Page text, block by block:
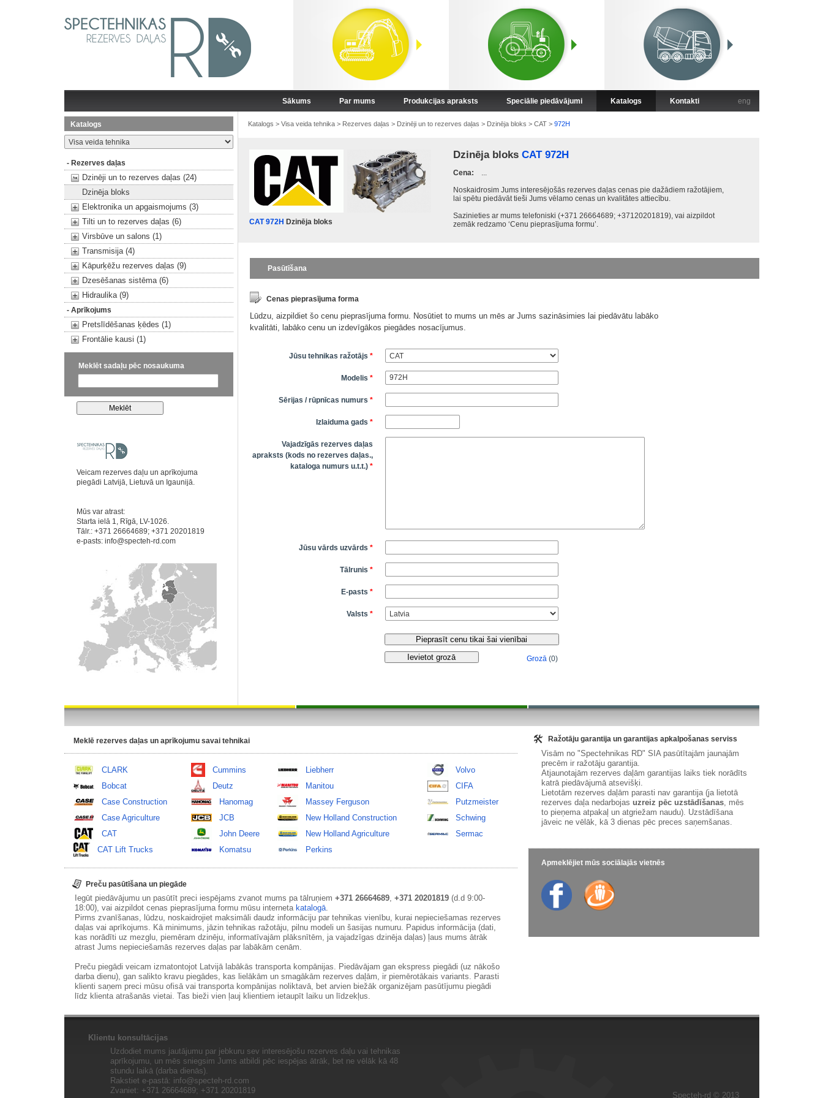
Sākums Par mums Produkcijas apraksts Speciālie piedāvājumi Katalogs Kontakti eng
Katalogs
- Rezerves daļas
Dzinēji un to rezerves daļas (24)
Dzinēja bloks
Elektronika un apgaismojums (3)
Tilti un to rezerves daļas (6)
Virsbūve un salons (1)
Transmisija (4)
Kāpurķēžu rezerves daļas (9)
Dzesēšanas sistēma (6)
Hidraulika (9)
- Aprīkojums
Pretslīdēšanas ķēdes (1)
Frontālie kausi (1)
Meklēt sadaļu pēc nosaukuma
Veicam rezerves daļu un aprīkojuma
piegādi Latvijā, Lietuvā un Igaunijā.
Mūs var atrast:
Starta ielā 1, Rīgā, LV-1026.
Tālr.: +371 26664689; +371 20201819
e-pasts: info@specteh-rd.com
Katalogs > Visa veida tehnika> Rezerves daļas > Dzinēji un to rezerves daļas > Dzinēja bloks > CAT> 972H
CAT 972H Dzinēja bloks
Dzinēja bloks CAT 972H
Cena: ...
Noskaidrosim Jums interesējošās rezerves daļas cenas pie dažādiem ražotājiem,
lai spētu piedāvāt tieši Jums vēlamo cenas un kvalitātes attiecību.
Sazinieties ar mums telefoniski (+371 26664689; +37120201819), vai aizpildot
zemāk redzamo ‘Cenu pieprasījuma formu’.
Pasūtīšana
Cenas pieprasījuma forma
Lūdzu, aizpildiet šo cenu pieprasījuma formu. Nosūtiet to mums un mēs ar Jums sazināsimies lai piedāvātu labāko
kvalitāti, labāko cenu un izdevīgākos piegādes nosacījumus.
Jūsu tehnikas ražotājs *
Modelis *
Sērijas / rūpnīcas numurs *
Izlaiduma gads *
Vajadzīgās rezerves daļas
apraksts (kods no rezerves daļas.,
kataloga numurs u.t.t.) *
Jūsu vārds uzvārds *
Tālrunis *
E-pasts *
Valsts *
Grozā(0)
Meklē rezerves daļas un aprīkojumu savai tehnikai
CLARK
Bobcat
Case Construction
Case Agriculture
CAT
CAT Lift Trucks
Cummins
Deutz
Hanomag
JCB
John Deere
Komatsu
Liebherr
Manitou
Massey Ferguson
New Holland Construction
New Holland Agriculture
Perkins
Volvo
CIFA
Putzmeister
Schwing
Sermac
Preču pasūtīšana un piegāde
Iegūt piedāvājumu un pasūtīt preci iespējams zvanot mums pa tālruņiem +371 26664689, +371 20201819(d.d 9:00-
18:00), vai aizpildot cenas pieprasījuma formu mūsu interneta katalogā.
Pirms zvanīšanas, lūdzu, noskaidrojiet maksimāli daudz informāciju par tehnikas vienību, kurai nepieciešamas rezerves
daļas vai aprīkojums. Kā minimums, jāzin tehnikas ražotāju, pilnu modeli un šasijas numuru. Papidus informācija (dati,
kas norādīti uz mezglu, piemēram dzinēju, informatīvajām plāksnītēm, ja vajadzīgas dzinēja daļas) ļaus mums ātrāk
atrast Jums nepieciešamās rezerves daļas par labākām cenām.
Preču piegādi veicam izmatontojot Latvijā labākās transporta kompānijas. Piedāvājam gan ekspress piegādi (uz nākošo
darba dienu), gan salikto kravu piegādes, kas lielākām un smagākām rezerves daļām, ir piemērotākais variants. Parasti
klienti saņem preci mūsu ofisā vai transporta kompānijas noliktavā, bet arvien biežāk organizējam pasūtījumu piegādi
līdz klienta atrašanās vietai. Tas bieži vien ļauj klientiem ietaupīt laiku un līdzekļus.
Ražotāju garantija un garantijas apkalpošanas serviss
Visām no "Spectehnikas RD" SIA pasūtītajām jaunajām
precēm ir ražotāju garantija.
Atjaunotajām rezerves daļām garantijas laiks tiek norādīts
katrā piedāvājumā atsevišķi.
Lietotām rezerves daļām parasti nav garantija (ja lietotā
rezerves daļa nedarbojas uzreiz pēc uzstādīšanas, mēs
to pieņema atpakaļ un atgriežam naudu). Uzstādīšana
jāveic ne vēlāk, kā 3 dienas pēc preces saņemšanas.
Apmeklējiet mūs sociālajās vietnēs
Klientu konsultācijas
Uzdodiet mums jautājumu par jebkuru sev interesējošu rezerves daļu vai tehnikas
aprīkojumu, un mēs sniegsim Jums atbildi pēc iespējas ātrāk, bet ne vēlāk kā 48
stundu laikā (darba dienās).
Rakstiet e-pastā: info@specteh-rd.com
Zvaniet: +371 26664689; +371 20201819
Specteh-rd © 2013